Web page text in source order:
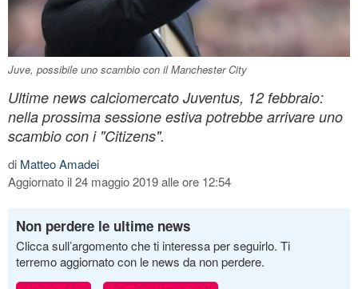
Juve, possibile uno scambio con il Manchester City
Ultime news calciomercato Juventus, 12 febbraio:
nella prossima sessione estiva potrebbe arrivare uno
scambio con i "Citizens".
di Matteo Amadei
Aggiornato il 24 maggio 2019 alle ore 12:54
Non perdere le ultime news
Clicca sull’argomento che ti interessa per seguirlo. Ti
terremo aggiornato con le news da non perdere.